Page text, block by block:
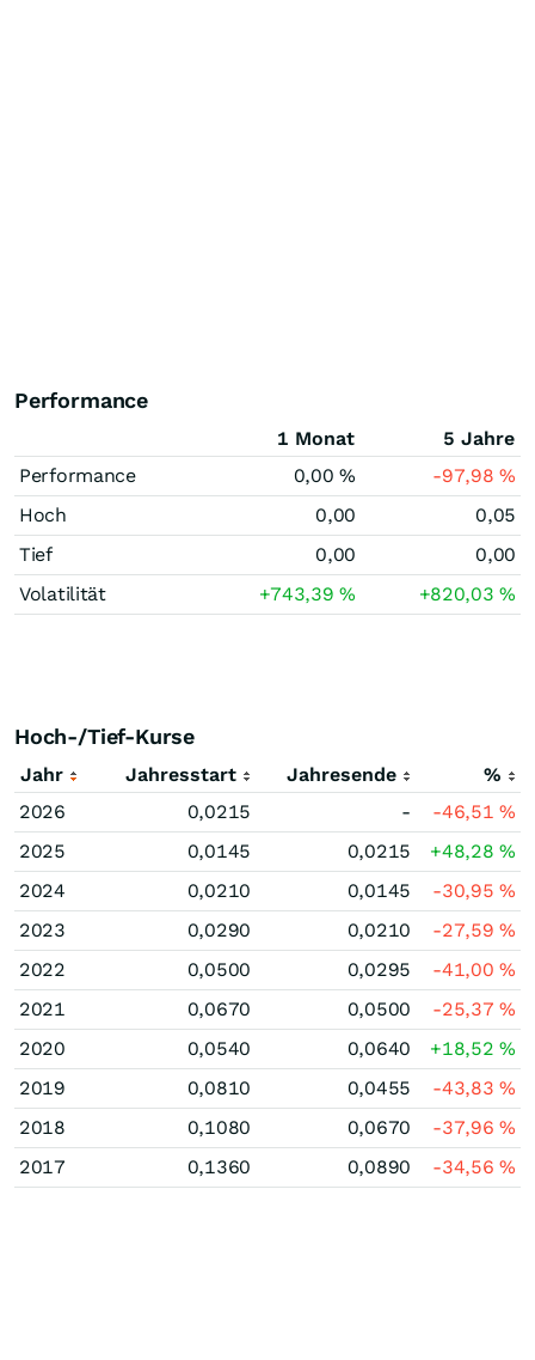
Performance
1 Monat
5 Jahre
Performance
0,00% -97,98%
Hoch
0,00
0,05
Tief
0,00
0,00
Volatilität
+743,39% +820,03%
Hoch-/Tief-Kurse
Jahr Jahresstart Jahresende
%
2026
0,0215 - -46,51%
2025
0,0145 0,0215 +48,28%
2024
0,0210 0,0145 -30,95%
2023
0,0290 0,0210 -27,59%
2022
0,0500 0,0295 -41,00%
2021
0,0670 0,0500 -25,37%
2020
0,0540 0,0640 +18,52%
2019
0,0810 0,0455 -43,83%
2018
0,1080 0,0670 -37,96%
2017
0,1360 0,0890 -34,56%